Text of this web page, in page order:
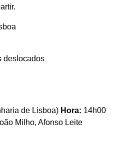
deslocados
de Lisboa) Hora: 14h00
Milho, Afonso Leite